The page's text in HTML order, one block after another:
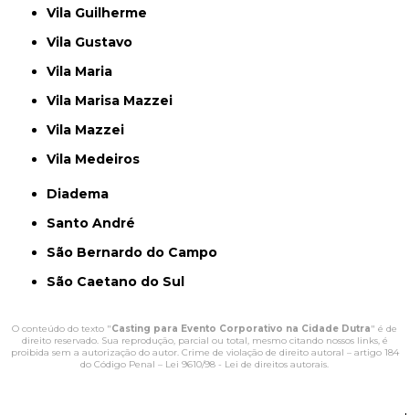
Vila Guilherme
Vila Gustavo
Vila Maria
Vila Marisa Mazzei
Vila Mazzei
Vila Medeiros
Diadema
Santo André
São Bernardo do Campo
São Caetano do Sul
O conteúdo do texto "Casting para Evento Corporativo na Cidade Dutra" é de
direito reservado. Sua reprodução, parcial ou total, mesmo citando nossos links, é
proibida sem a autorização do autor. Crime de violação de direito autoral – artigo 184
do Código Penal – Lei 9610/98 - Lei de direitos autorais